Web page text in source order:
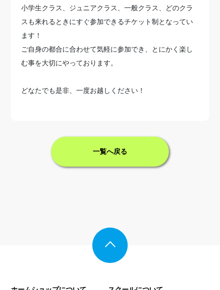
小学生クラス、ジュニアクラス、一般クラス、どのクラ
スも来れるときにすぐ参加できるチケット制となってい
ます！
ご自身の都合に合わせて気軽に参加でき、とにかく楽し
む事を大切にやっております。
どなたでも是非、一度お越しください！
一覧へ戻る